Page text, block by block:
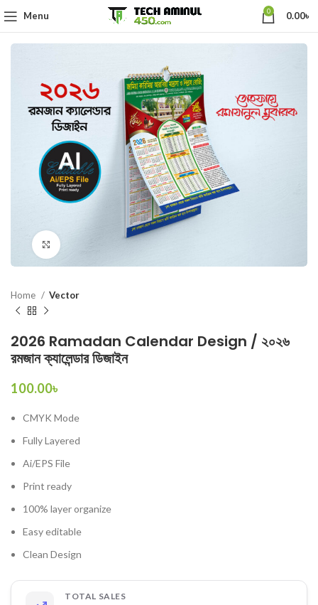
Menu 0 0.00৳
Home Vector
2026 Ramadan Calendar Design / ২০২৬
রমজান ক্যালেন্ডার ডিজাইন
100.00৳
CMYK Mode
Fully Layered
Ai/EPS File
Print ready
100% layer organize
Easy editable
Clean Design
TOTAL SALES